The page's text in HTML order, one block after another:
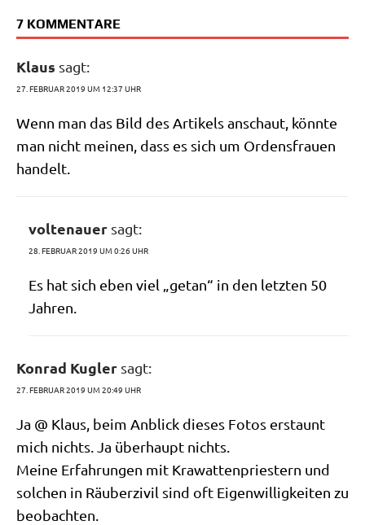
7 KOMMENTARE
Klaus sagt:
27. FEBRUAR 2019 UM 12:37 UHR
Wenn man das Bild des Arti­kels anschaut, könn­te
man nicht mei­nen, dass es sich um Ordens­frau­en
handelt.
voltenauer sagt:
28. FEBRUAR 2019 UM 0:26 UHR
Es hat sich eben viel „getan“ in den letz­ten 50
Jahren.
Konrad Kugler sagt:
27. FEBRUAR 2019 UM 20:49 UHR
Ja @ Klaus, beim Anblick die­ses Fotos erstaunt
mich nichts. Ja über­haupt nichts.
Mei­ne Erfah­run­gen mit Kra­wat­ten­prie­stern und
sol­chen in Räu­ber­zi­vil sind oft Eigen­wil­lig­kei­ten zu
beobachten.